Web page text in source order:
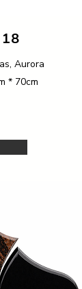
Aurora
* 70cm